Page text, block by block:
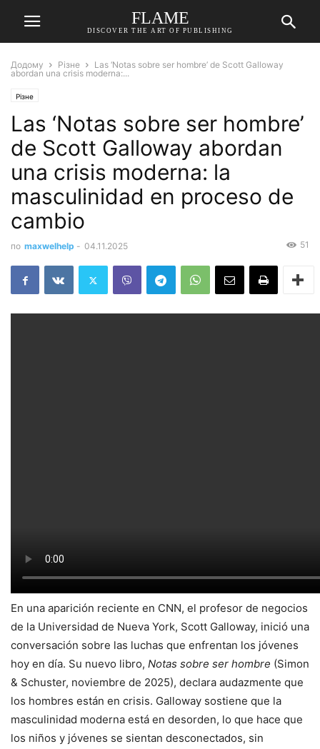
FLAME
DISCOVER THE ART OF PUBLISHING
Додому Різне
Las ‘Notas sobre ser hombre’ de Scott Galloway
abordan una crisis moderna:...
Різне
Las ‘Notas sobre ser hombre’
de Scott Galloway abordan
una crisis moderna: la
masculinidad en proceso de
cambio
по maxwelhelp - 04.11.2025 51
En una aparición reciente en CNN, el profesor de negocios
de la Universidad de Nueva York, Scott Galloway, inició una
conversación sobre las luchas que enfrentan los jóvenes
hoy en día. Su nuevo libro, Notas sobre ser hombre (Simon
& Schuster, noviembre de 2025), declara audazmente que
los hombres están en crisis. Galloway sostiene que la
masculinidad moderna está en desorden, lo que hace que
los niños y jóvenes se sientan desconectados, sin